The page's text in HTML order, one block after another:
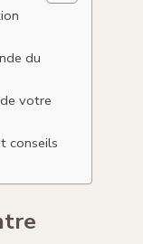
du
votre
conseils